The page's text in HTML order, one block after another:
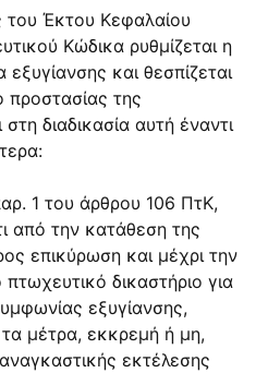
του Έκτου Κεφαλαίου
Κώδικα ρυθμίζεται η
και θεσπίζεται
προστασίας της
διαδικασία αυτή έναντι
1 του άρθρου 106 ΠτΚ,
από την κατάθεση της
επικύρωση και μέχρι την
δικαστήριο για
εξυγίανσης,
μέτρα, εκκρεμή ή μη,
εκτέλεσης